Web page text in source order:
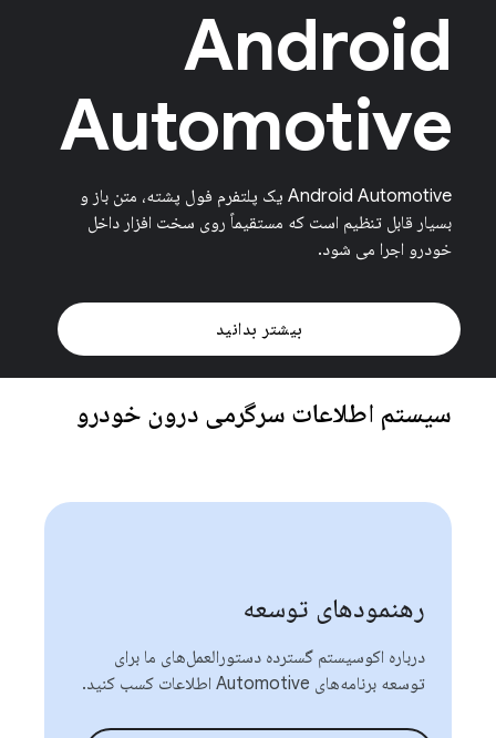
Android
Automotive
Android Automotive یک پلتفرم فول پشته، متن باز و
بسیار قابل تنظیم است که مستقیماً روی سخت افزار داخل
خودرو اجرا می شود.
بیشتر بدانید
سیستم اطلاعات سرگرمی درون خودرو
رهنمودهای توسعه
درباره اکوسیستم گسترده دستورالعمل‌های ما برای
توسعه برنامه‌های Automotive اطلاعات کسب کنید.